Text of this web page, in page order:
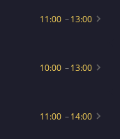
11:00 – 13:00
10:00 – 13:00
11:00 – 14:00